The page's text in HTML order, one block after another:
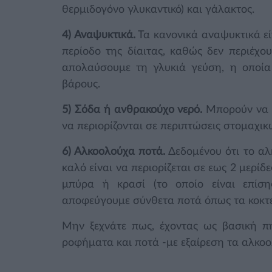
θερμιδογόνο γλυκαντικό) και γάλακτος.
4) Αναψυκτικά.Τα κανονικά αναψυκτικά
περίοδο της δίαιτας, καθώς δεν
απολαύσουμε τη γλυκιά γεύση, η οποία
βάρους.
5) Σόδα ή ανθρακούχο νερό. Μπορούν να
να περιορίζονται σε περιπτώσεις
6) Αλκοολούχα ποτά. Δεδομένου ότι το
καλό είναι να περιορίζεται σε εως 2
μπύρα ή κρασί (το οποίο είναι
αποφεύγουμε σύνθετα ποτά όπως τα
Μην ξεχνάτε πως, έχοντας ως βασική
ροφήματα και ποτά -με εξαίρεση τα